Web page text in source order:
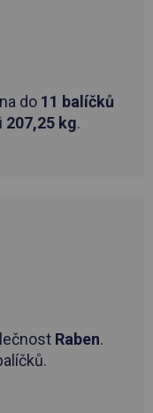
do 11 balíčků
207,25 kg.
Raben.